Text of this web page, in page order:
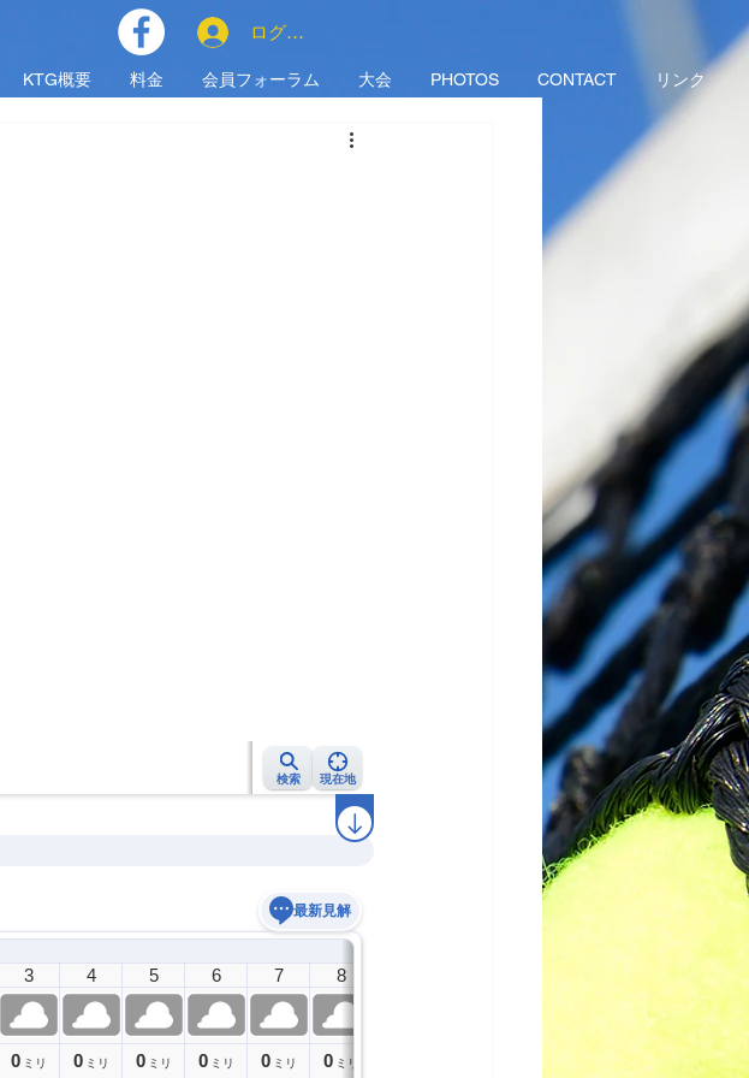
KTG概要 料金 会員フォーラム 大会 PHOTOS CONTACT リンク
ログイン